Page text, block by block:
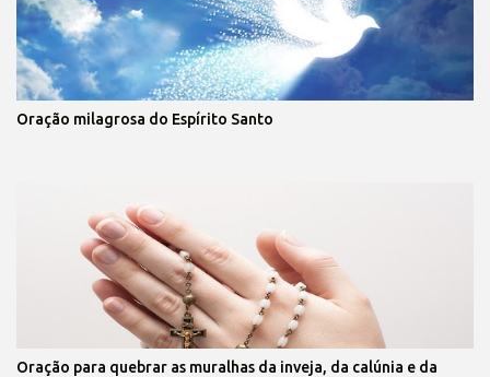
Oração milagrosa do Espírito Santo
Oração para quebrar as muralhas da inveja, da calúnia e da